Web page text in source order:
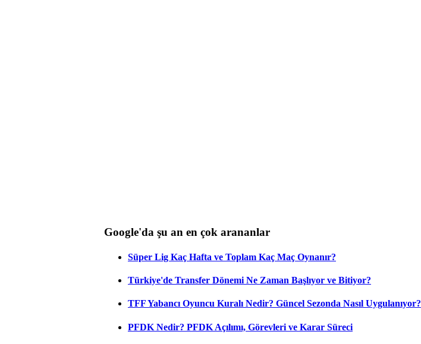
Google'da şu an en çok arananlar
Süper Lig Kaç Hafta ve Toplam Kaç Maç Oynanır?
Türkiye'de Transfer Dönemi Ne Zaman Başlıyor ve Bitiyor?
TFF Yabancı Oyuncu Kuralı Nedir? Güncel Sezonda Nasıl Uygulanıyor?
PFDK Nedir? PFDK Açılımı, Görevleri ve Karar Süreci